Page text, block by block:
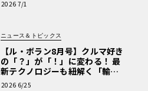
2026 7/1
ニュース＆トピックス
【ル・ボラン8月号】クルマ好き
の「？」が「！」に変わる！ 最
新テクノロジーも紐解く「輸入
車Q&A」
2026 6/25